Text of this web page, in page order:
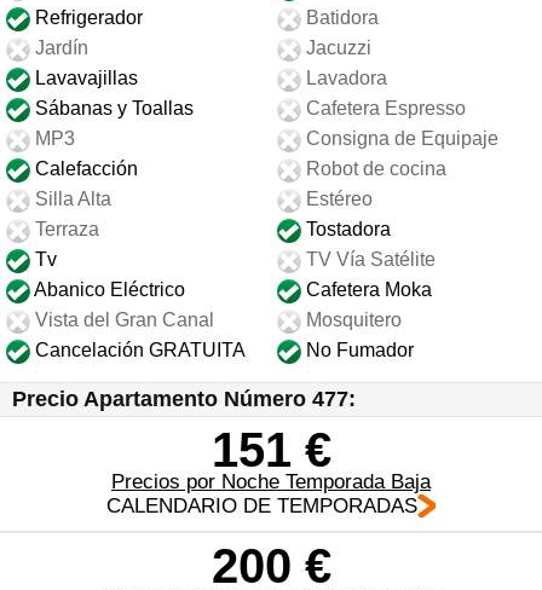
Refrigerador
Batidora
Jardín
Jacuzzi
Lavavajillas
Lavadora
Sábanas y Toallas
Cafetera Espresso
MP3
Consigna de Equipaje
Calefacción
Robot de cocina
Silla Alta
Estéreo
Terraza
Tostadora
Tv
TV Vía Satélite
Abanico Eléctrico
Cafetera Moka
Vista del Gran Canal
Mosquitero
Cancelación GRATUITA
No Fumador
Precio Apartamento Número 477:
151 €
Precios por Noche Temporada Baja
CALENDARIO DE TEMPORADAS
200 €